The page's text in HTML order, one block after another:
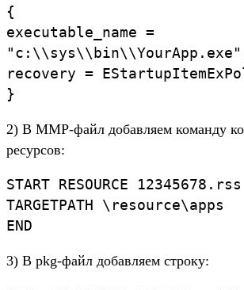
{
executable_name =
recovery =
}
2) В MMP-файл добавляем команду
ресурсов:
START RESOURCE 12345678.rss
TARGETPATH \resource\apps
END
3) В pkg-файл добавляем строку: